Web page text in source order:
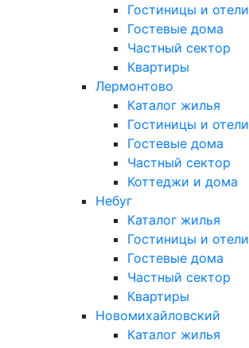
Гостиницы и отели
Гостевые дома
Частный сектор
Квартиры
Лермонтово
Каталог жилья
Гостиницы и отели
Гостевые дома
Частный сектор
Коттеджи и дома
Небуг
Каталог жилья
Гостиницы и отели
Гостевые дома
Частный сектор
Квартиры
Новомихайловский
Каталог жилья